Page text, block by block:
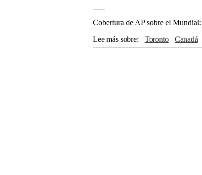
Cobertura de AP sobre el
Lee más sobre
Toronto Canadá
Costa de Marfil
Irak FIFA MLS